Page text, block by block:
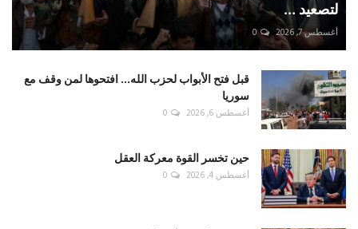
لتصعيد ...
أغسطس 7, 2026 0
قبل فتح الأبواب لحزب الله... افتحوها لمن وقف مع
سوريا
أغسطس 6, 2026 0
حين تخسر القوة معركة العقل
أغسطس 4, 2026 0